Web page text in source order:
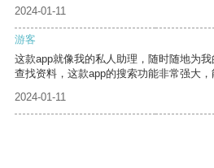
2024-01-11
游客
这款app就像我的私人助理，随时随地为
查找资料，这款app的搜索功能非常强大，
2024-01-11